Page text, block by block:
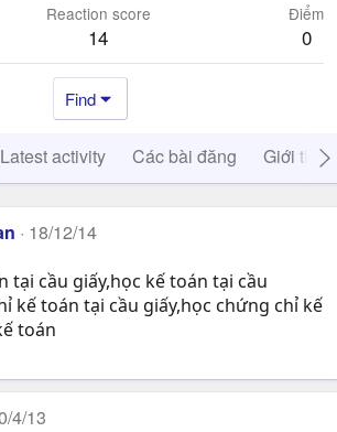
Reaction score
14
Điểm
0
Find
Latest activity Các bài đăng Giới thiệu
18/12/14
tại cầu giấy,học kế toán tại cầu
kế toán tại cầu giấy,học chứng chỉ kế
toán
4/13